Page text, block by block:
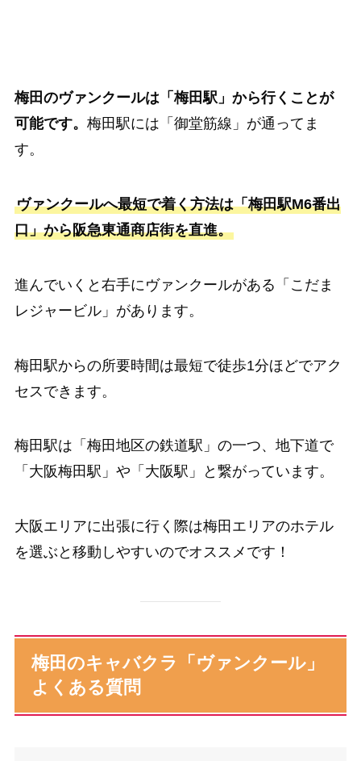
梅田のヴァンクールは「梅田駅」から行くことが
可能です。 梅田駅には「御堂筋線」が通ってま
す。
ヴァンクールへ最短で着く方法は「梅田駅M6番出
口」から阪急東通商店街を直進。
進んでいくと右手にヴァンクールがある「こだま
レジャービル」があります。
梅田駅からの所要時間は最短で徒歩1分ほどでアク
セスできます。
梅田駅は「梅田地区の鉄道駅」の一つ、地下道で
「大阪梅田駅」や「大阪駅」と繋がっています。
大阪エリアに出張に行く際は梅田エリアのホテル
を選ぶと移動しやすいのでオススメです！
梅田のキャバクラ「ヴァンクール」
よくある質問